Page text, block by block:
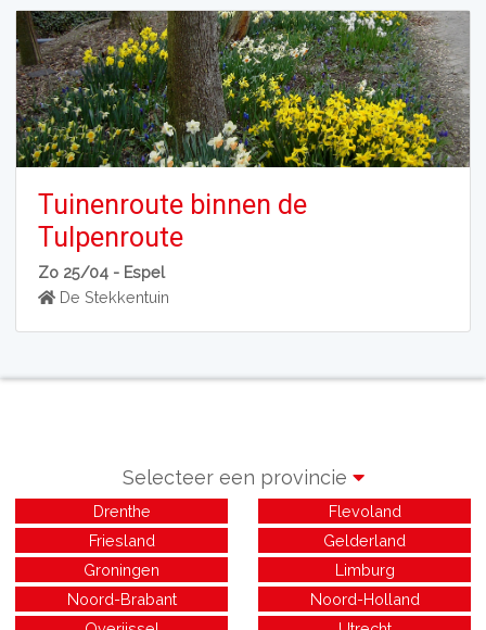
Tuinenroute binnen de
Tulpenroute
Zo 25/04 - Espel
De Stekkentuin
Selecteer een provincie
Drenthe
Flevoland
Friesland
Gelderland
Groningen
Limburg
Noord-Brabant
Noord-Holland